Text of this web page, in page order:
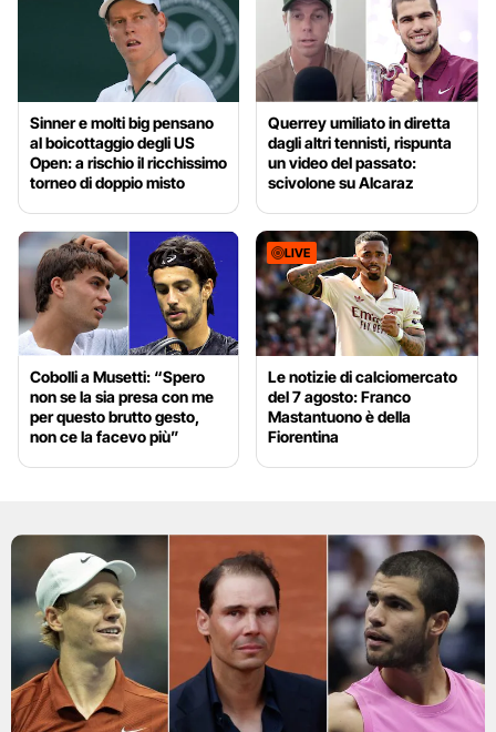
Sinner e molti big pensano
al boicottaggio degli US
Open: a rischio il ricchissimo
torneo di doppio misto
Querrey umiliato in diretta
dagli altri tennisti, rispunta
un video del passato:
scivolone su Alcaraz
Cobolli a Musetti: “Spero
non se la sia presa con me
per questo brutto gesto,
non ce la facevo più”
LIVE
Le notizie di calciomercato
del 7 agosto: Franco
Mastantuono è della
Fiorentina